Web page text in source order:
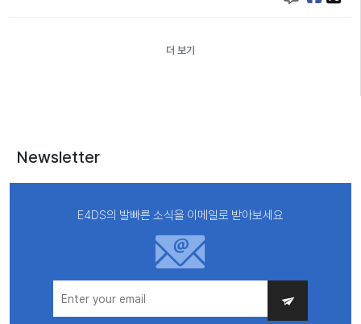
더 보기
Newsletter
E4DS의 발빠른 소식을 이메일로 받아보세요